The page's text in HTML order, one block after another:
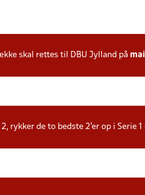
skal rettes til DBU Jylland på mail
rykker de to bedste 2'er op i Serie